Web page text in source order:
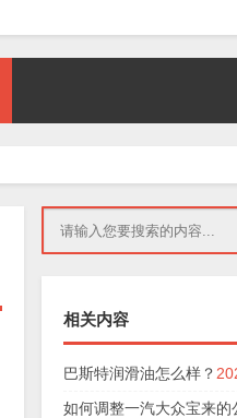
相关内容
巴斯特润滑油怎么样？
如何调整一汽大众宝来的